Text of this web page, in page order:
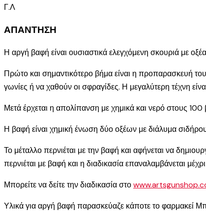
Γ.Λ
ΑΠΑΝΤΗΣΗ
Η αργή βαφή είναι ουσιαστικά ελεγχόμενη σκουριά με
Πρώτο και σημαντικότερο βήμα είναι η προπαρασκευή
γωνίες ή να χαθούν οι σφραγίδες. Η μεγαλύτερη τέχνη
Μετά έρχεται η απολίπανση με χημικά και νερό στους
Η βαφή είναι χημική ένωση δύο οξέων με διάλυμα
Το μέταλλο περνιέται με την βαφή και αφήνεται να
περνιέται με βαφή και η διαδικασία επαναλαμβάνεται
Μπορείτε να δείτε την διαδικασία στο
Υλικά για αργή βαφή παρασκεύαζε κάποτε το φαρμακεί